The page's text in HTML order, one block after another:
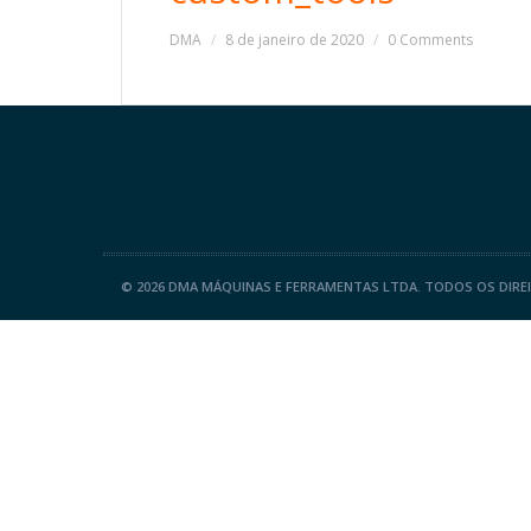
DMA 8 de janeiro de 2020 0 Comments
© 2026 DMA MÁQUINAS E FERRAMENTAS LTDA. TODOS OS